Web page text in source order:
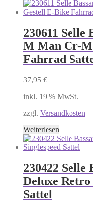
230611 Selle
M Man Cr-
Fahrrad
37,95 €
inkl. 19 % MwSt.
zzgl. Versandkosten
Weiterlesen
230422 Selle
Deluxe Retro
Sattel